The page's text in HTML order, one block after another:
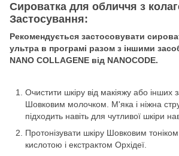
Сироватка для обличчя з
Застосування:
Рекомендується застосовувати
ультра в програмі разом з іншими
NANO COLLAGENE від NANOCODE.
Очистити шкіру від макіяжу або інших
Шовковим молочком. М'яка і ніжна
підходить навіть для чутливої ​​шкіри
Протонізувати шкіру Шовковим
кислотою і екстрактом Орхідеї.